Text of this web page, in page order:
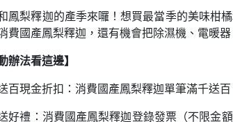
鳳梨釋迦的產季來囉！想買最當季的美味柑
費國產鳳梨釋迦，還有機會把除濕機、電暖
辦法看這邊】
百現金折扣：消費國產鳳梨釋迦單筆滿千送
好禮：消費國產鳳梨釋迦登錄發票（不限金